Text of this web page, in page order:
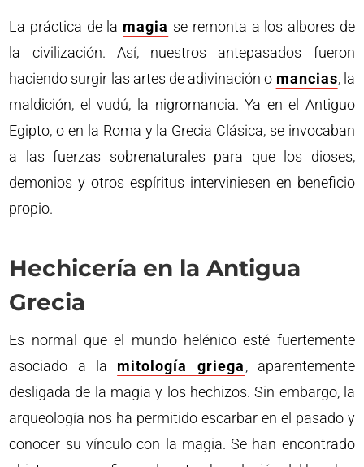
La práctica de la magia se remonta a los albores de
la civilización. Así, nuestros antepasados fueron
haciendo surgir las artes de adivinación o mancias, la
maldición, el vudú, la nigromancia. Ya en el Antiguo
Egipto, o en la Roma y la Grecia Clásica, se invocaban
a las fuerzas sobrenaturales para que los dioses,
demonios y otros espíritus interviniesen en beneficio
propio.
Hechicería en la Antigua
Grecia
Es normal que el mundo helénico esté fuertemente
asociado a la mitología griega, aparentemente
desligada de la magia y los hechizos. Sin embargo, la
arqueología nos ha permitido escarbar en el pasado y
conocer su vínculo con la magia. Se han encontrado